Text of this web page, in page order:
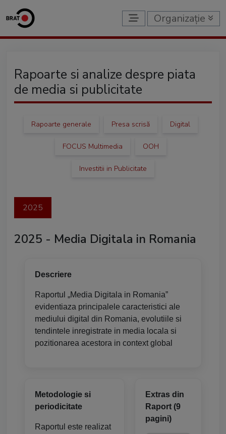
Organizație
Rapoarte si analize despre piata
de media si publicitate
Rapoarte generale Presa scrisă Digital
FOCUS Multimedia OOH
Investitii in Publicitate
2025
2025 - Media Digitala in Romania
Descriere
Raportul „Media Digitala in Romania”
evidentiaza principalele caracteristici ale
mediului digital din Romania, evolutiile si
tendintele inregistrate in media locala si
pozitionarea acestora in context global
Metodologie si
periodicitate
Raportul este realizat
Extras din
Raport (9
pagini)